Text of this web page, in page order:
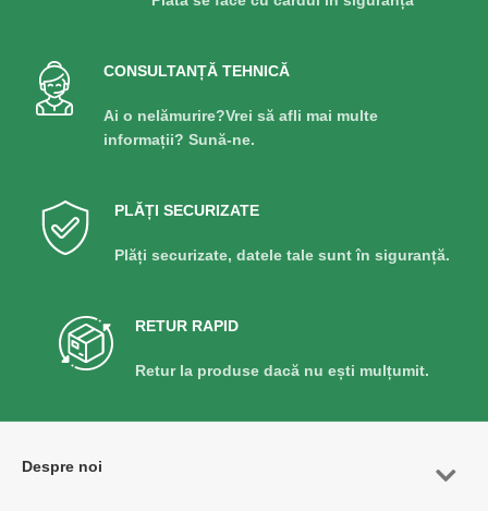
CONSULTANȚĂ TEHNICĂ
Ai o nelămurire?Vrei să afli mai multe
informații? Sună-ne.
PLĂȚI SECURIZATE
Plăți securizate, datele tale sunt în siguranță.
RETUR RAPID
Retur la produse dacă nu ești mulțumit.
Despre noi